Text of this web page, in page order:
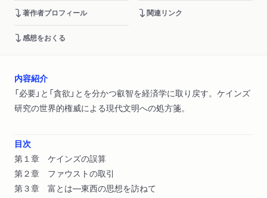
著作者プロフィール 関連リンク
感想をおくる
内容紹介
「必要」と「貪欲」とを分かつ叡智を経済学に取り戻す。ケインズ
研究の世界的権威による現代文明への処方箋。
目次
第１章 ケインズの誤算
第２章 ファウストの取引
第３章 富とは―東西の思想を訪ねて